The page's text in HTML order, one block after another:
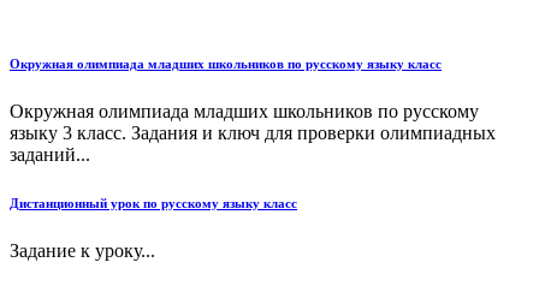
Окружная олимпиада младших школьников по русскому языку класс
Окружная олимпиада младших школьников по русскому
языку 3 класс. Задания и ключ для проверки олимпиадных
заданий...
Дистанционный урок по русскому языку класс
Задание к уроку...